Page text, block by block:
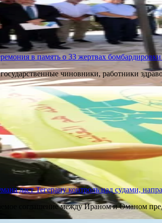
в память о 33 жертвах
чиновники, работники
даст Тегерану контроль над судами,
соглашение между Ираном и Оманом